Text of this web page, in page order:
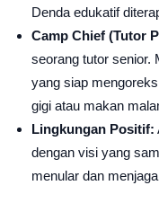
Denda edukatif
Camp Chief (Tutor
seorang tutor senior.
yang siap
gigi atau makan
Lingkungan Positif:
dengan visi yang
menular dan